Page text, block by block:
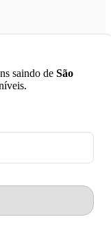
saindo de São